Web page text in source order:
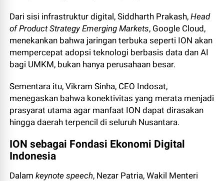
Dari sisi infrastruktur digital, Siddharth Prakash,Head
of Product Strategy Emerging Markets, Google Cloud,
menekankan bahwa jaringan terbuka seperti ION akan
mempercepat adopsi teknologi berbasis data dan AI
bagi UMKM, bukan hanya perusahaan besar.
Sementara itu, Vikram Sinha, CEO Indosat,
menegaskan bahwa konektivitas yang merata menjadi
prasyarat utama agar manfaat ION dapat dirasakan
hingga daerah terpencil di seluruh Nusantara.
ION sebagai Fondasi Ekonomi Digital
Indonesia
Dalamkeynote speech, Nezar Patria, Wakil Menteri